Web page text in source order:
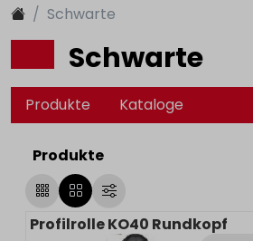
Schwarte
Schwarte
Produkte Kataloge
Produkte
Profilrolle KO40 Rundkopf